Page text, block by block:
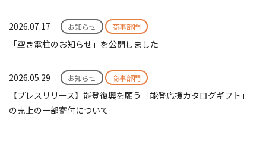
2026.07.17 お知らせ 商事部門
「空き電柱のお知らせ」を公開しました
2026.05.29 お知らせ 商事部門
【プレスリリース】能登復興を願う「能登応援カタログギフト」
の売上の一部寄付について